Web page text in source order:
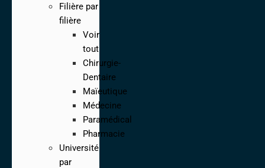
Filière par
filière
Voir
tout
Chirurgie-
Dentaire
Maïeutique
Médecine
Paramédical
Pharmacie
Université
par